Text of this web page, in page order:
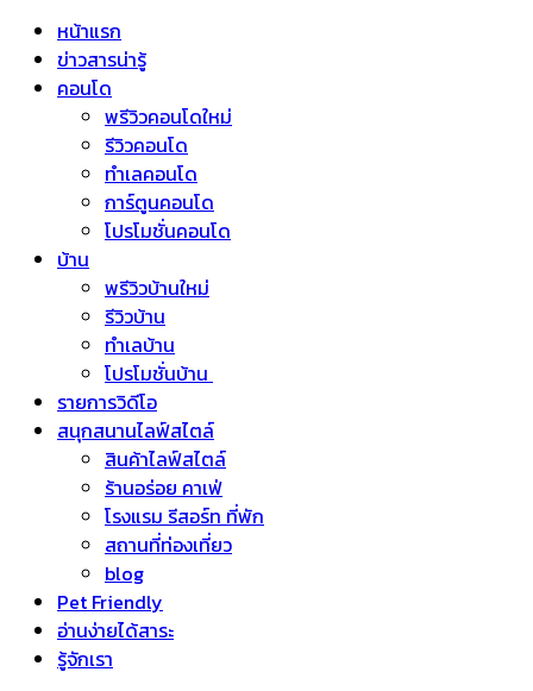
หน้าแรก
ข่าวสารน่ารู้
คอนโด
พรีวิวคอนโดใหม่
รีวิวคอนโด
ทำเลคอนโด
การ์ตูนคอนโด
โปรโมชั่นคอนโด
บ้าน
พรีวิวบ้านใหม่
รีวิวบ้าน
ทำเลบ้าน
โปรโมชั่นบ้าน
รายการวิดีโอ
สนุกสนานไลฟ์สไตล์
สินค้าไลฟ์สไตล์
ร้านอร่อย คาเฟ่
โรงแรม รีสอร์ท ที่พัก
สถานที่ท่องเที่ยว
blog
Pet Friendly
อ่านง่ายได้สาระ
รู้จักเรา